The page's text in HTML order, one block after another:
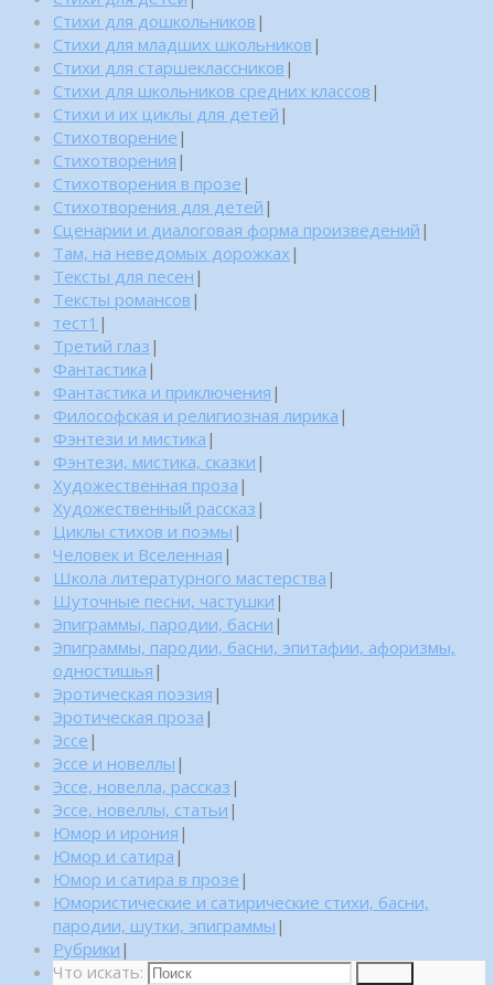
Стихи для дошкольников |
Стихи для младших школьников |
Стихи для старшеклассников |
Стихи для школьников средних классов |
Стихи и их циклы для детей |
Стихотворение |
Стихотворения |
Стихотворения в прозе |
Стихотворения для детей |
Сценарии и диалоговая форма произведений |
Там, на неведомых дорожках |
Тексты для песен |
Тексты романсов |
тест1 |
Третий глаз |
Фантастика |
Фантастика и приключения |
Философская и религиозная лирика |
Фэнтези и мистика |
Фэнтези, мистика, сказки |
Художественная проза |
Художественный рассказ |
Циклы стихов и поэмы |
Человек и Вселенная |
Школа литературного мастерства |
Шуточные песни, частушки |
Эпиграммы, пародии, басни |
Эпиграммы, пародии, басни, эпитафии, афоризмы,
одностишья |
Эротическая поэзия |
Эротическая проза |
Эссе |
Эссе и новеллы |
Эссе, новелла, рассказ |
Эссе, новеллы, статьи |
Юмор и ирония |
Юмор и сатира |
Юмор и сатира в прозе |
Юмористические и сатирические стихи, басни,
пародии, шутки, эпиграммы |
Рубрики |
Что искать: